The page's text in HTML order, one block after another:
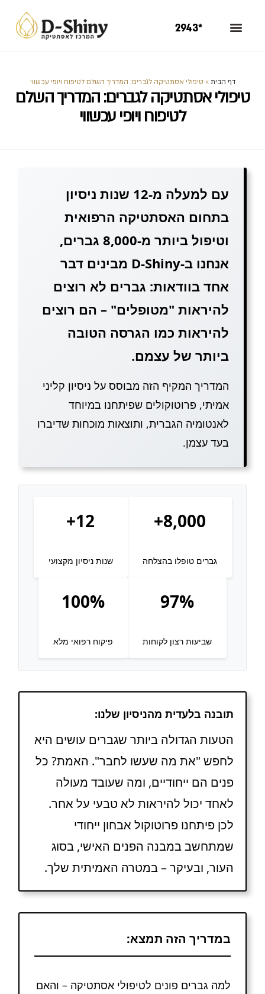
*2943
דף הבית» טיפולי אסתטיקה לגברים: המדריך השלם לטיפוח ויופי עכשווי
טיפולי אסתטיקה לגברים: המדריך השלם
לטיפוח ויופי עכשווי
עם למעלה מ-12 שנות ניסיון
בתחום האסתטיקה הרפואית
וטיפול ביותר מ-8,000 גברים,
אנחנו ב-D-Shiny מבינים דבר
אחד בוודאות: גברים לא רוצים
להיראות "מטופלים" – הם רוצים
להיראות כמו הגרסה הטובה
ביותר של עצמם.
המדריך המקיף הזה מבוסס על ניסיון קליני
אמיתי, פרוטוקולים שפיתחנו במיוחד
לאנטומיה הגברית, ותוצאות מוכחות שדיברו
בעד עצמן.
8,000+
גברים טופלו בהצלחה
12+
שנות ניסיון מקצועי
97%
שביעות רצון לקוחות
100%
פיקוח רפואי מלא
תובנה בלעדית מהניסיון שלנו:
הטעות הגדולה ביותר שגברים עושים היא
לחפש "את מה שעשו לחבר". האמת? כל
פנים הם ייחודיים, ומה שעובד מעולה
לאחד יכול להיראות לא טבעי על אחר.
לכן פיתחנו פרוטוקול אבחון ייחודי
שמתחשב במבנה הפנים האישי, בסוג
העור, ובעיקר – במטרה האמיתית שלך.
במדריך הזה תמצא:
למה גברים פונים לטיפולי אסתטיקה – והאם